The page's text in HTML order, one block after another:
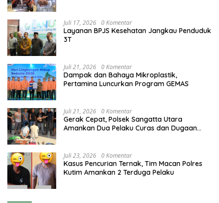
Juli 17, 2026 0 Komentar
Layanan BPJS Kesehatan Jangkau Penduduk
3T
Juli 21, 2026 0 Komentar
Dampak dan Bahaya Mikroplastik,
Pertamina Luncurkan Program GEMAS
Juli 21, 2026 0 Komentar
Gerak Cepat, Polsek Sangatta Utara
Amankan Dua Pelaku Curas dan Dugaan
Juli 23, 2026 0 Komentar
Kasus Pencurian Ternak, Tim Macan Polres
Kutim Amankan 2 Terduga Pelaku